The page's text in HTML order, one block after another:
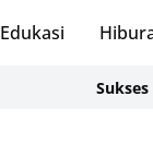
Edukasi
Sukses Kelola